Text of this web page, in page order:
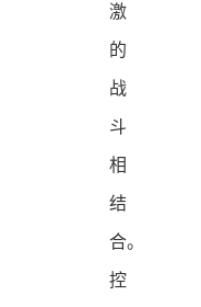
激
的
战
斗
相
结
合。
控